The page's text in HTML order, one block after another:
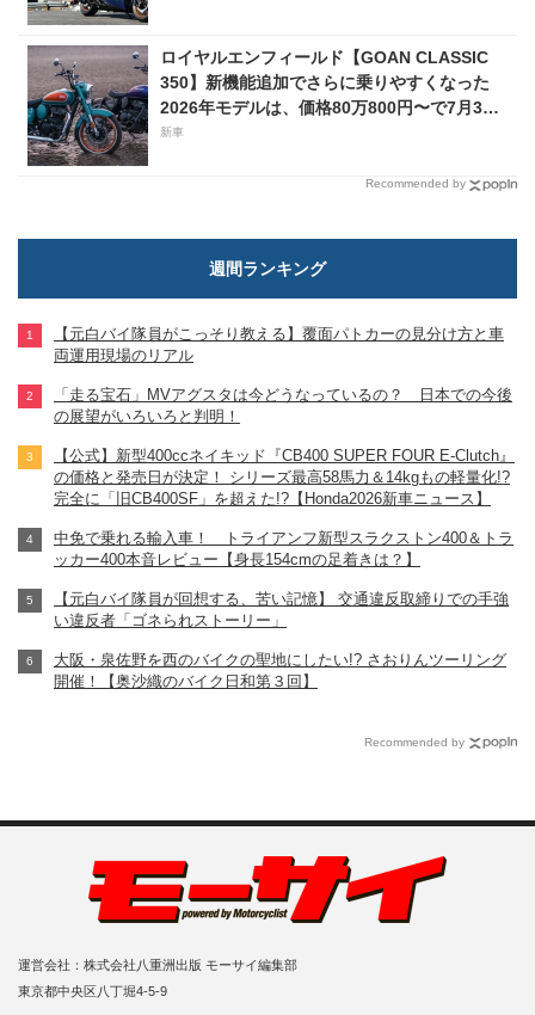
ロイヤルエンフィールド【GOAN CLASSIC
350】新機能追加でさらに乗りやすくなった
2026年モデルは、価格80万800円〜で7月31
日発売！
新車
Recommended by
週間ランキング
【元白バイ隊員がこっそり教える】覆面パトカーの見分け方と車
両運用現場のリアル
「走る宝石」MVアグスタは今どうなっているの？ 日本での今後
の展望がいろいろと判明！
【公式】新型400ccネイキッド『CB400 SUPER FOUR E-Clutch』
の価格と発売日が決定！ シリーズ最高58馬力＆14kgもの軽量化!?
完全に「旧CB400SF」を超えた!?【Honda2026新車ニュース】
中免で乗れる輸入車！ トライアンフ新型スラクストン400＆トラ
ッカー400本音レビュー【身長154cmの足着きは？】
【元白バイ隊員が回想する、苦い記憶】 交通違反取締りでの手強
い違反者「ゴネられストーリー」
大阪・泉佐野を西のバイクの聖地にしたい!? さおりんツーリング
開催！【奥沙織のバイク日和第３回】
Recommended by
運営会社：株式会社八重洲出版 モーサイ編集部
東京都中央区八丁堀4-5-9